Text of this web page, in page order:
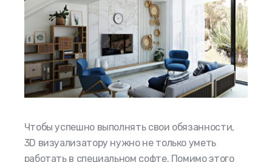
Чтобы успешно выполнять свои обязанности,
3D визуализатору нужно не только уметь
работать в специальном софте. Помимо этого